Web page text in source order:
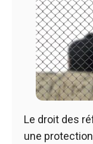
Le droit des
une